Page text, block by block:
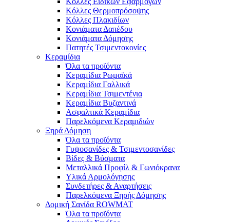
Κόλλες Θερμοπρόσοψης
Κόλλες Πλακιδίων
Κονιάματα Δαπέδου
Κονιάματα Δόμησης
Πατητές Τσιμεντοκονίες
Κεραμίδια
Όλα τα προϊόντα
Κεραμίδια Ρωμαϊκά
Κεραμίδια Γαλλικά
Κεραμίδια Τσιμεντένια
Κεραμίδια Βυζαντινά
Ασφαλτικά Κεραμίδια
Παρελκόμενα Κεραμιδιών
Ξηρά Δόμηση
Όλα τα προϊόντα
Γυψοσανίδες & Τσιμεντοσανίδες
Βίδες & Βύσματα
Μεταλλικά Προφίλ & Γωνιόκρανα
Υλικά Αρμολόγησης
Συνδετήρες & Αναρτήσεις
Παρελκόμενα Ξηρής Δόμησης
Δομική Σανίδα ROWMAT
Όλα τα προϊόντα